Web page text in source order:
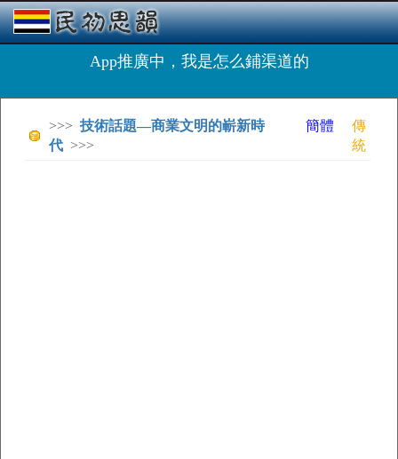
App推廣中，我是怎么鋪渠道的
>>> 技術話題—商業文明的嶄新時
代 >>>
簡體
傳
統